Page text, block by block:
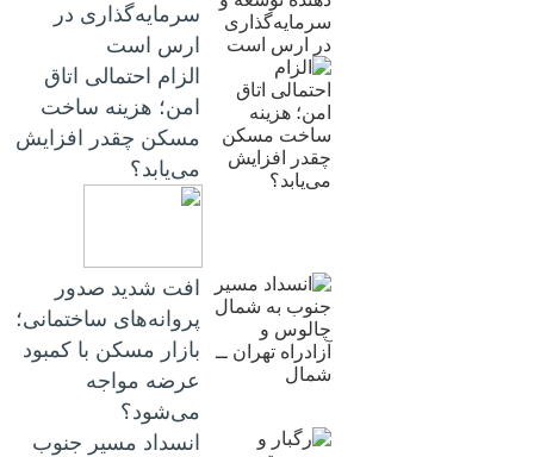
سرمایه‌گذاری در
ارس است
الزام احتمالی اتاق
امن؛ هزینه ساخت
مسکن چقدر افزایش
می‌یابد؟
افت شدید صدور
پروانه‌های ساختمانی؛
بازار مسکن با کمبود
عرضه مواجه
می‌شود؟
انسداد مسیر جنوب